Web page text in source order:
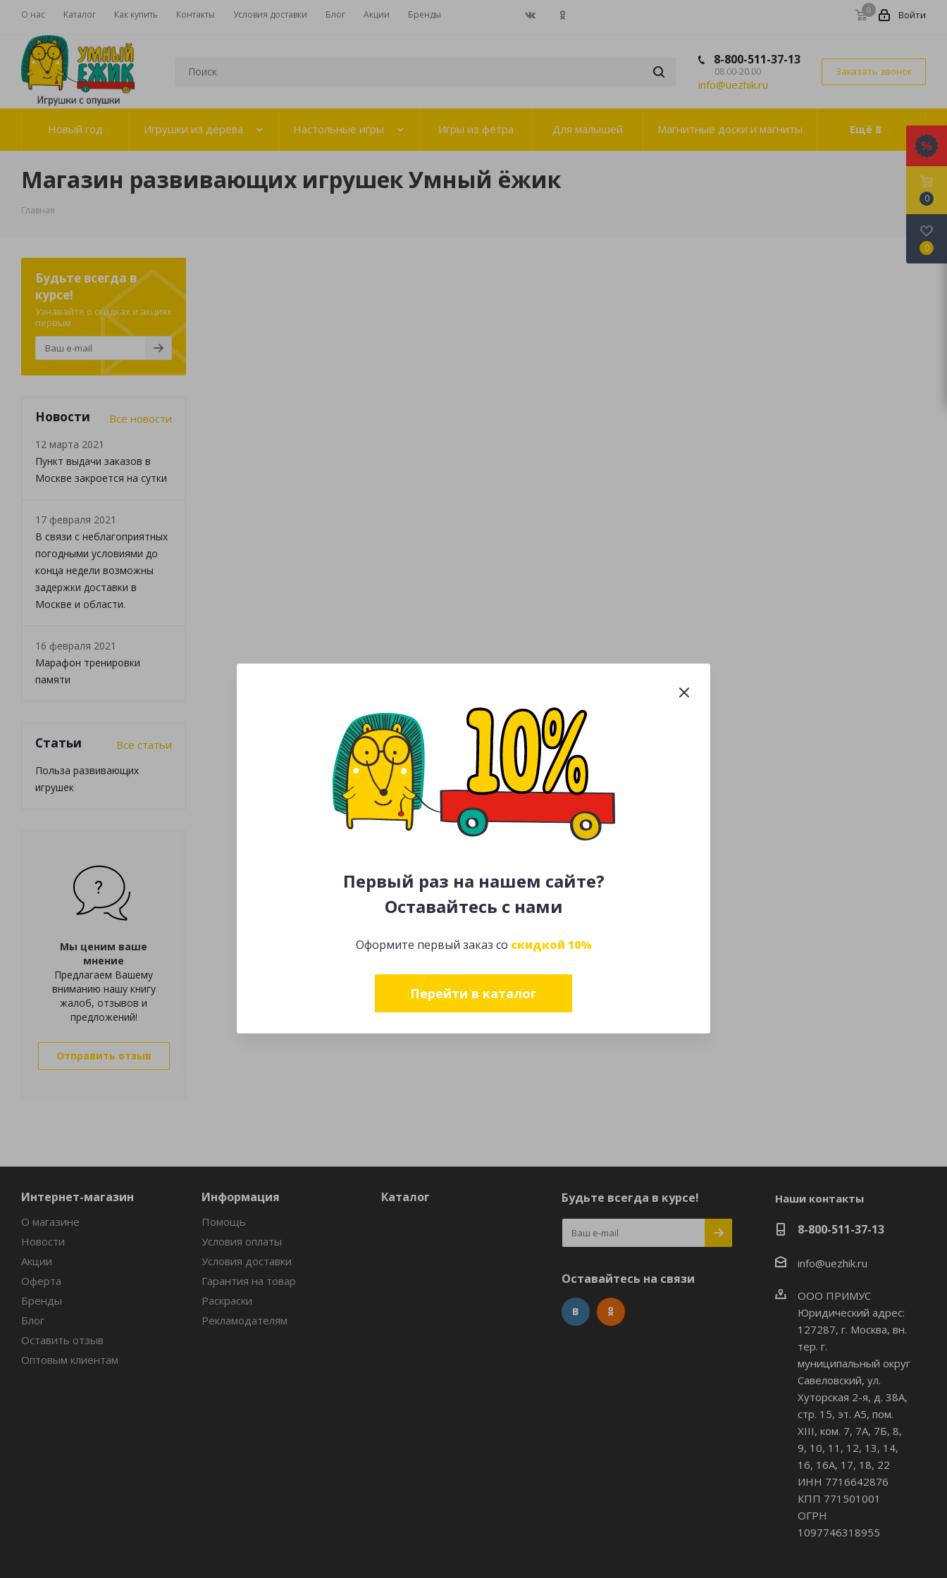
Первый раз на нашем сайте?
Оставайтесь с нами
Оформите первый заказ со скидкой 10%
Перейти в каталог
О нас Каталог Как купить Контакты Условия доставки Блог Акции Бренды 0 Войти
8-800-511-37-13
08.00-20.00
info@uezhik.ru
Заказать звонок
Новый год Игрушки из дерева Настольные игры Игры из фетра Для малышей Магнитные доски и магниты Ещё 8
Магазин развивающих игрушек Умный ёжик
Главная
Будьте всегда в
курсе!
Узнавайте о скидках и акциях
первым
Новости Все новости
12 марта 2021
Пункт выдачи заказов в
Москве закроется на сутки
17 февраля 2021
В связи с неблагоприятных
погодными условиями до
конца недели возможны
задержки доставки в
Москве и области.
16 февраля 2021
Марафон тренировки
памяти
Статьи Все статьи
Польза развивающих
игрушек
Мы ценим ваше
мнение
Предлагаем Вашему
вниманию нашу книгу
жалоб, отзывов и
предложений!
Отправить отзыв
Интернет-магазин
О магазине
Новости
Акции
Оферта
Бренды
Блог
Оставить отзыв
Оптовым клиентам
Информация
Помощь
Условия оплаты
Условия доставки
Гарантия на товар
Раскраски
Рекламодателям
Каталог Будьте всегда в курсе!
Оставайтесь на связи
Наши контакты
8-800-511-37-13
info@uezhik.ru
ООО ПРИМУС
Юридический адрес:
127287, г. Москва, вн.
тер. г.
муниципальный округ
Савеловский, ул.
Хуторская 2-я, д. 38А,
стр. 15, эт. А5, пом.
XIII, ком. 7, 7А, 7Б, 8,
9, 10, 11, 12, 13, 14,
16, 16А, 17, 18, 22
ИНН 7716642876
КПП 771501001
ОГРН
1097746318955
0
0